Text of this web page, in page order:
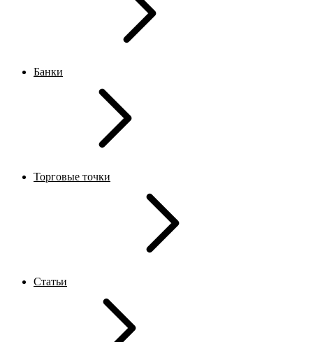
Банки
Торговые точки
Статьи